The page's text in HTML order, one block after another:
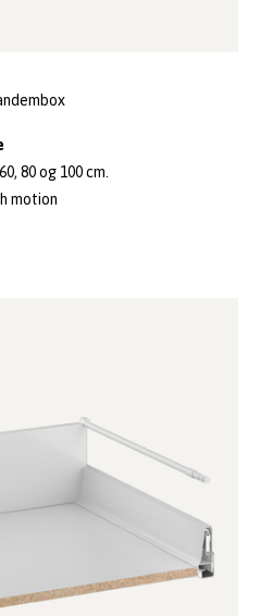
80 og 100 cm.
motion